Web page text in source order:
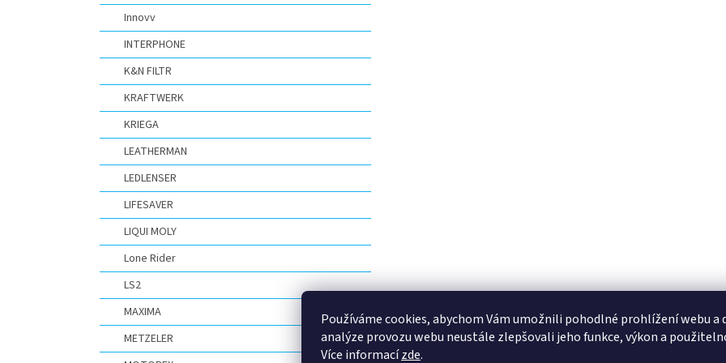
Používáme cookies, abychom Vám umožnili pohodlné prohlížení webu a
analýze provozu webu neustále zlepšovali jeho funkce, výkon a
Více informacízde.
Innovv
INTERPHONE
K&N FILTR
KRAFTWERK
KRIEGA
LEATHERMAN
LEDLENSER
LIFESAVER
LIQUI MOLY
Lone Rider
LS2
MAXIMA
METZELER